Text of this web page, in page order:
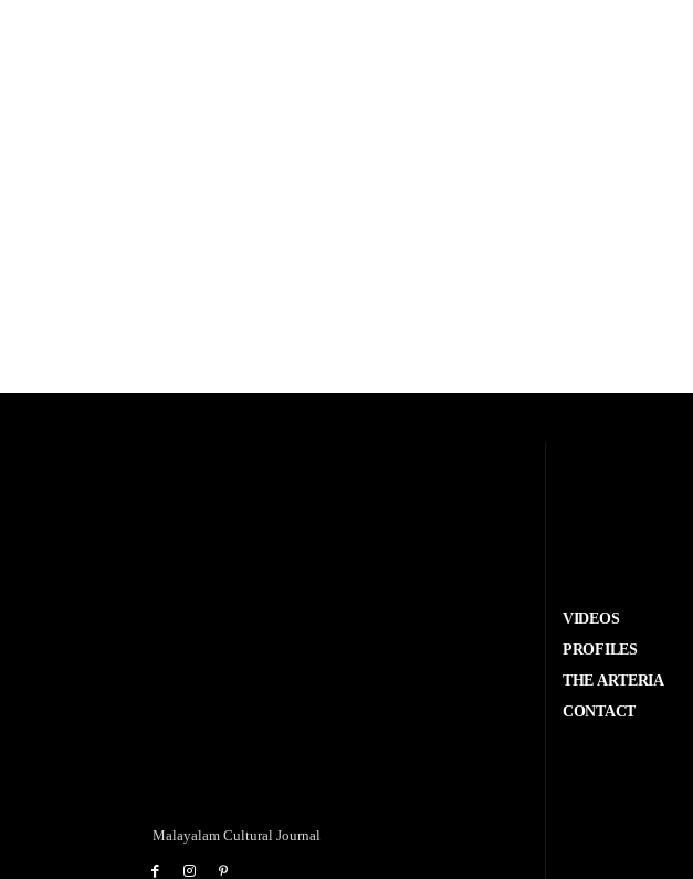
Malayalam Cultural Journal
VIDEOS
PROFILES
THE ARTERIA
CONTACT